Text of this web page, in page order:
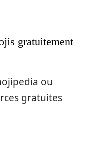
gratuitement
ou
gratuites